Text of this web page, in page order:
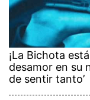
¡La Bichota
desamor en su
de sentir tanto’